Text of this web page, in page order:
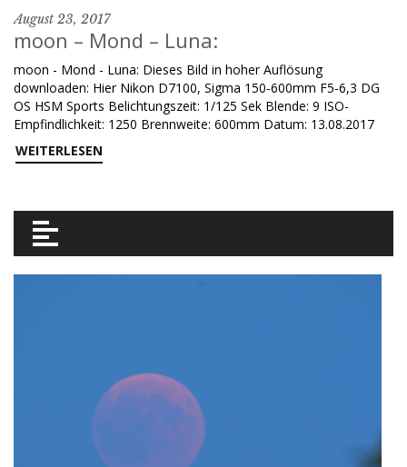
August 23, 2017
moon – Mond – Luna:
moon - Mond - Luna: Dieses Bild in hoher Auflösung
downloaden: Hier Nikon D7100, Sigma 150-600mm F5-6,3 DG
OS HSM Sports Belichtungszeit: 1/125 Sek Blende: 9 ISO-
Empfindlichkeit: 1250 Brennweite: 600mm Datum: 13.08.2017
WEITERLESEN